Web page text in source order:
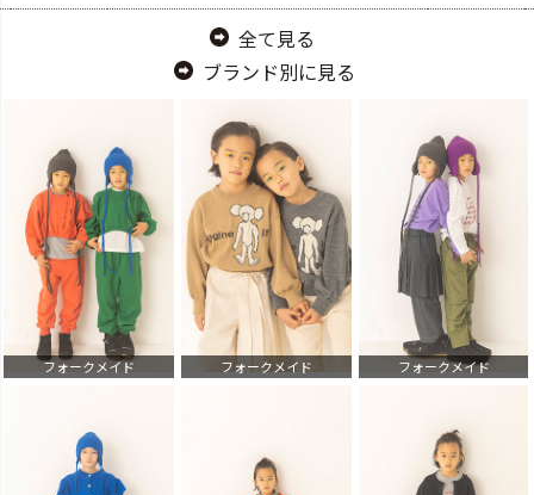
全て見る
ブランド別に見る
フォークメイド フォークメイド フォークメイド